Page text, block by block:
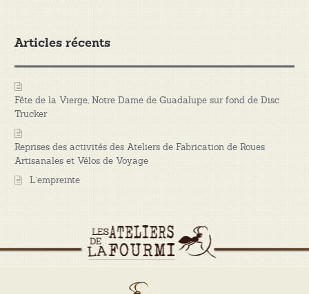
Articles récents
Fête de la Vierge, Notre Dame de Guadalupe sur fond de Disc
Trucker
Reprises des activités des Ateliers de Fabrication de Roues
Artisanales et Vélos de Voyage
L’empreinte